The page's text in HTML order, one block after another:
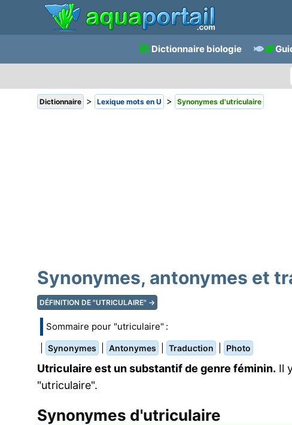
Dictionnaire biologie
Dictionnaire > Lexique mots en U > Synonymes d'utriculaire
Synonymes, antonymes et
DÉFINITION DE "UTRICULAIRE" →
Sommaire pour "utriculaire" :
Synonymes Antonymes Traduction Photo
Utriculaire est un substantif de genre féminin. Il
"utriculaire".
Synonymes d'utriculaire